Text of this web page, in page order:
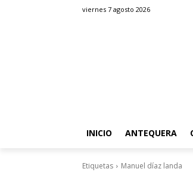
viernes 7 agosto 2026
INICIO ANTEQUERA
Etiquetas Manuel díaz landa